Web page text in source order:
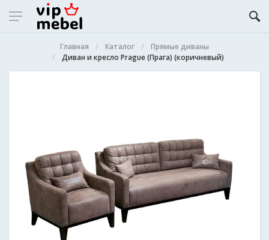
Главная Каталог
Прямые диваны
Диван и кресло Prague (Прага) (коричневый)